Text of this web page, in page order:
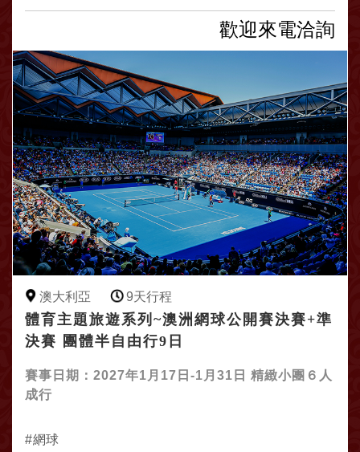
歡迎來電洽詢
澳大利亞 9天行程
體育主題旅遊系列~澳洲網球公開賽決賽+準
決賽 團體半自由行9日
賽事日期：2027年1月17日-1月31日 精緻小團６人
成行
網球